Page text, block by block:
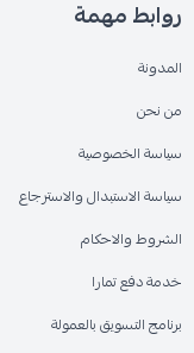
روابط مهمة
المدونة
من نحن
سياسة الخصوصية
سياسة الاستبدال والاسترجاع
الشروط والاحكام
خدمة دفع تمارا
برنامج التسويق بالعمولة